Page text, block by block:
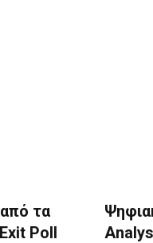
τα
Poll